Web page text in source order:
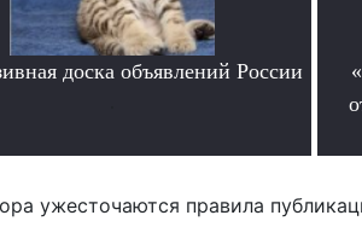
доска объявлений России
ужесточаются правила